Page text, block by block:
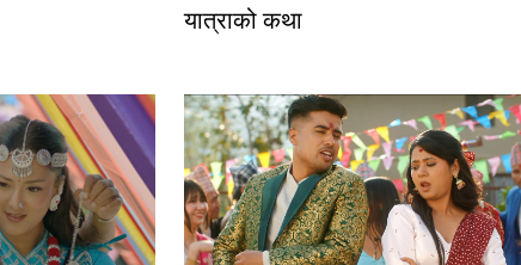
यात्राको कथा